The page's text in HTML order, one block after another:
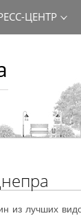
ЦЕНТР
из лучших